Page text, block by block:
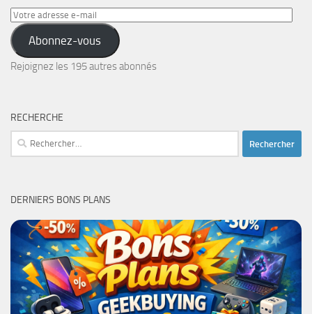
Votre
adresse
e-
mail
Abonnez-vous
Rejoignez les 195 autres abonnés
RECHERCHE
Rechercher :
DERNIERS BONS PLANS